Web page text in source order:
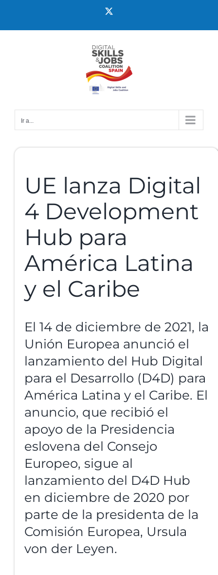
Ir a...
UE lanza Digital
4 Development
Hub para
América Latina
y el Caribe
El 14 de diciembre de 2021, la
Unión Europea anunció el
lanzamiento del Hub Digital
para el Desarrollo (D4D) para
América Latina y el Caribe. El
anuncio, que recibió el
apoyo de la Presidencia
eslovena del Consejo
Europeo, sigue al
lanzamiento del D4D Hub
en diciembre de 2020 por
parte de la presidenta de la
Comisión Europea, Ursula
von der Leyen.